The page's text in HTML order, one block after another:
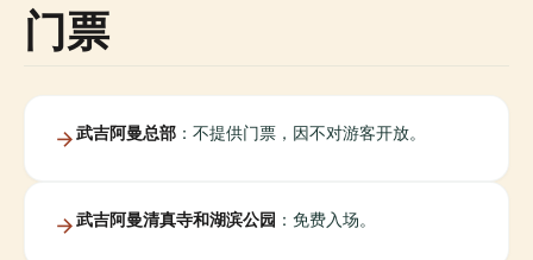
门票
武吉阿曼总部 ：不提供门票，因不对游客开放。
武吉阿曼清真寺和湖滨公园 ：免费入场。